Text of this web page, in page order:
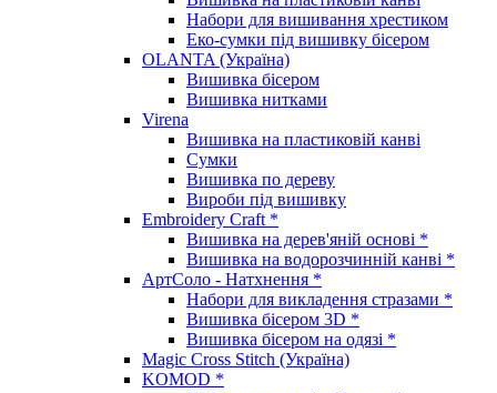
Набори для вишивання хрестиком
Еко-сумки під вишивку бісером
OLANTA (Україна)
Вишивка бісером
Вишивка нитками
Virena
Вишивка на пластиковій канві
Сумки
Вишивка по дереву
Вироби під вишивку
Embroidery Craft *
Вишивка на дерев'яній основі *
Вишивка на водорозчинній канві *
АртСоло - Натхнення *
Набори для викладення стразами *
Вишивка бісером 3D *
Вишивка бісером на одязі *
Magic Cross Stitch (Україна)
KOMOD *